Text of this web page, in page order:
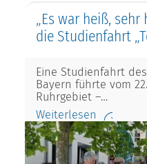
„Es war heiß, sehr
die Studienfahrt
Eine Studienfahrt
Bayern führte vom
Ruhrgebiet –…
Weiterlesen